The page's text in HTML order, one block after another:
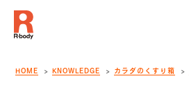
HOME KNOWLEDGE カラダのくすり箱